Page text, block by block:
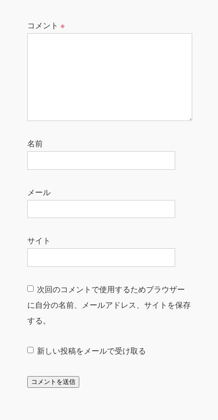
コメント ※
名前
メール
サイト
次回のコメントで使用するためブラウザー
に自分の名前、メールアドレス、サイトを保存
する。
新しい投稿をメールで受け取る